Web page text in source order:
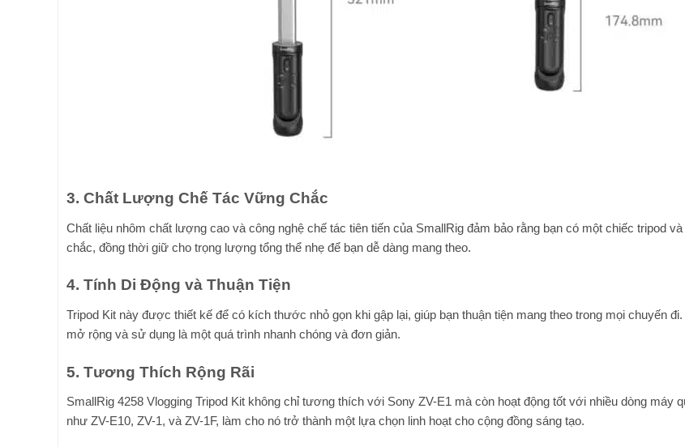
3. Chất Lượng Chế Tác Vững Chắc
Chất liệu nhôm chất lượng cao và công nghệ chế tác tiên tiến của SmallRig đảm bảo rằng bạn có một chiếc tripod
chắc, đồng thời giữ cho trọng lượng tổng thể nhẹ để bạn dễ dàng mang theo.
4. Tính Di Động và Thuận Tiện
Tripod Kit này được thiết kế để có kích thước nhỏ gọn khi gập lại, giúp bạn thuận tiện mang theo trong mọi chuyến
mở rộng và sử dụng là một quá trình nhanh chóng và đơn giản.
5. Tương Thích Rộng Rãi
SmallRig 4258 Vlogging Tripod Kit không chỉ tương thích với Sony ZV-E1 mà còn hoạt động tốt với nhiều dòng máy
như ZV-E10, ZV-1, và ZV-1F, làm cho nó trở thành một lựa chọn linh hoạt cho cộng đồng sáng tạo.